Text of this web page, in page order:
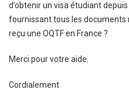
d’obtenir un visa étudiant
fournissant tous les documents
reçu une OQTF en France ?
Merci pour votre aide.
Cordialement